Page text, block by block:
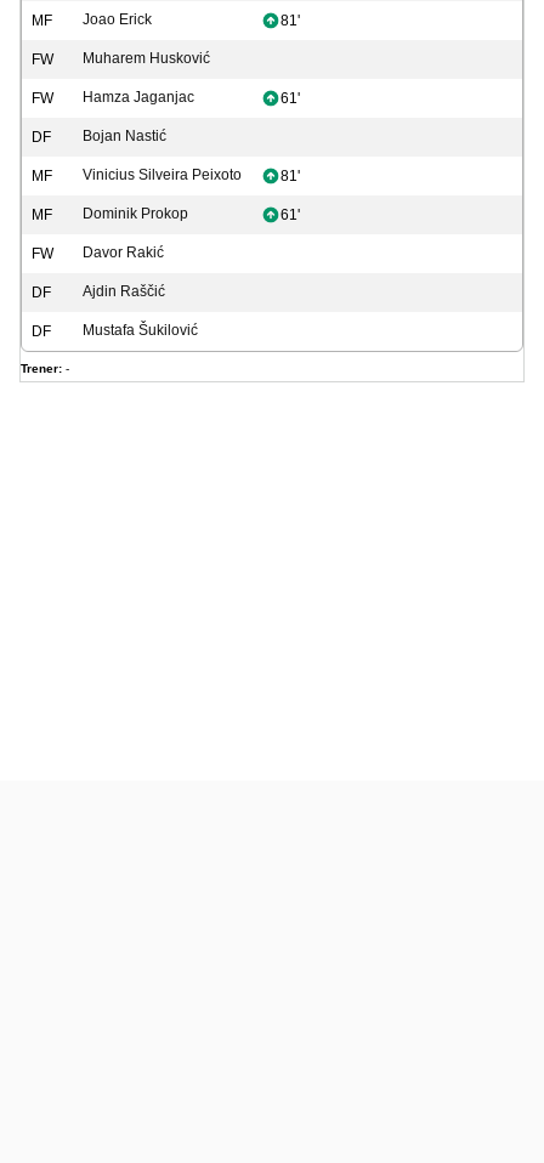
MF Joao Erick 81'
FW Muharem Husković
FW Hamza Jaganjac 61'
DF Bojan Nastić
MF Vinicius Silveira Peixoto 81'
MF Dominik Prokop 61'
FW Davor Rakić
DF Ajdin Raščić
DF Mustafa Šukilović
Trener: -